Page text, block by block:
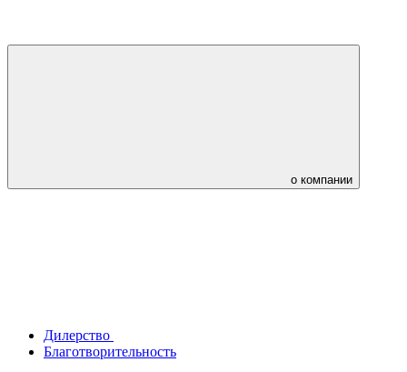
о компании
Дилерство
Благотворительность